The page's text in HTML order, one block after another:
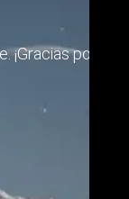
por su